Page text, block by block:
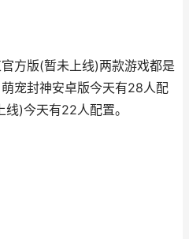
方版(暂未上线)两款游戏都是
宠封神安卓版今天有28人配
)今天有22人配置。